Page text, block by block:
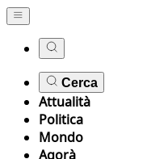
Cerca
Attualità
Politica
Mondo
Agorà